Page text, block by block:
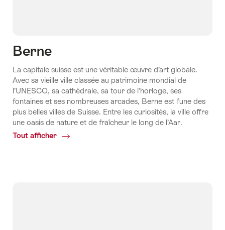
Berne
La capitale suisse est une véritable œuvre d’art globale.
Avec sa vieille ville classée au patrimoine mondial de
l’UNESCO, sa cathédrale, sa tour de l’horloge, ses
fontaines et ses nombreuses arcades, Berne est l’une des
plus belles villes de Suisse. Entre les curiosités, la ville offre
une oasis de nature et de fraîcheur le long de l’Aar.
Tout afficher
Common.Of